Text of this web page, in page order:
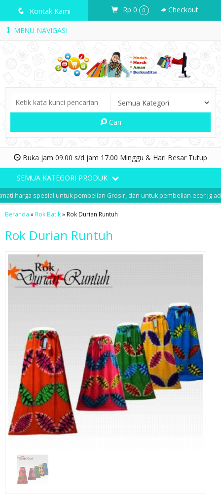
q Kontak Kami Rp 0 0 Checkout
MENU NAVIGASI
Cari
Buka jam 09.00 s/d jam 17.00 Minggu & Hari Besar Tutup
SEMUA KATEGORI PRODUK
harga spesial untuk pembelian Grosir, dan untuk pembelian ecer jg ada
Beranda » Rok Batik» Rok Durian Runtuh
Rok Durian Runtuh